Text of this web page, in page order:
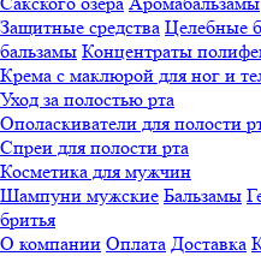
Защитные средства Целебные
бальзамы Концентраты
Крема с маклюрой для ног и
Уход за полостью рта
Ополаскиватели для полости
Спреи для полости рта
Косметика для мужчин
Шампуни мужские Бальзамы
бритья
О компании Оплата Доставка